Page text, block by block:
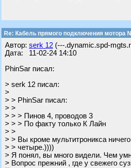
Re: Кабель прямого подключения мотора
Автор: serk 12 (---.dynamic.spd-
Дата: 11-02-24 14:10
PhinSar писал:
> serk 12 писал:
>
> > PhinSar писал:
> >
> > > Пинов 4, проводов 3
> > > По факту только К Лайн
> >
> > Вы кроме мультитроникса
> > четыре.))))
> Я понял, вы много видели. Чем
> Вопрос прежний , где у свежего